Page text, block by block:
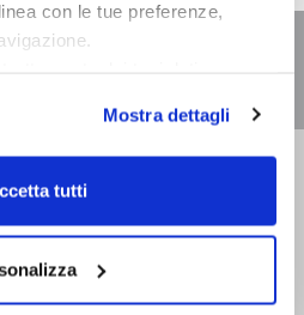
con le tue preferenze,
ti invitiamo a prendere visione
la “X” prosegui la
“Accetta tutti” presti
che potrai revocare in
Mostra dettagli
tutti